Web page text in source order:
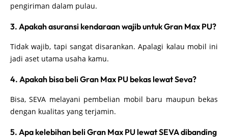
pengiriman dalam pulau.
3. Apakah asuransi kendaraan wajib untuk Gran Max PU?
Tidak wajib, tapi sangat disarankan. Apalagi kalau mobil ini
jadi aset utama usaha kamu.
4. Apakah bisa beli Gran Max PU bekas lewat Seva?
Bisa, SEVA melayani pembelian mobil baru maupun bekas
dengan kualitas yang terjamin.
5. Apa kelebihan beli Gran Max PU lewat SEVA dibanding